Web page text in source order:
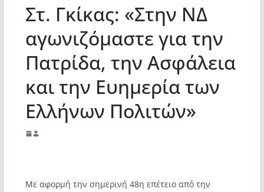
Στ. Γκίκας: «Στην ΝΔ
αγωνιζόμαστε για την
Πατρίδα, την Ασφάλεια
και την Ευημερία των
Ελλήνων Πολιτών»
Με αφορμή την σημερινή 48η επέτειο από την